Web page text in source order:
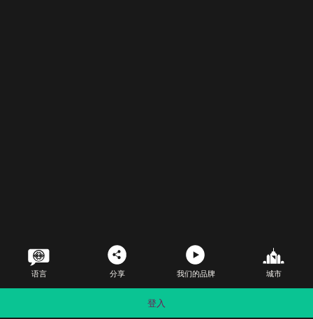
语言 分享 我们的品牌 城市
登入